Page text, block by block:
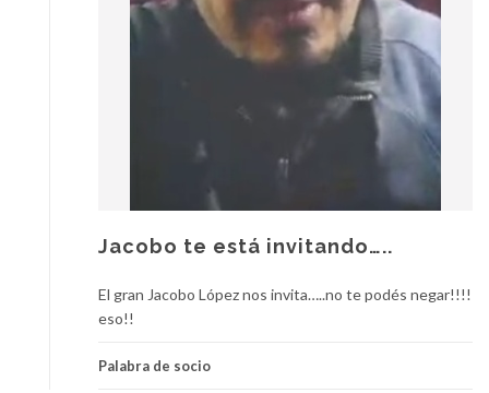
Jacobo te está invitando…..
El gran Jacobo López nos invita…..no te podés negar!!!!
eso!!
Palabra de socio